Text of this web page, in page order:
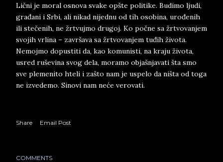
Lični je moral osnova svake opšte politike. Budimo ljudi,
građani i Srbi, ali nikad nijednu od tih osobina, urođenih
ili stečenih, ne žrtvujmo drugoj. Ko počne sa žrtvovanjem
svojih vrlina – završava sa žrtvovanjem tuđih života.
Nemojmo dopustiti da, kao komunisti, na kraju života,
usred ruševina svog dela, moramo objašnjavati šta smo
sve plemenito hteli i zašto nam je uspelo da ništa od toga
ne izvedemo. Sinovi nam neće verovati.
Share Email Post
COMMENTS